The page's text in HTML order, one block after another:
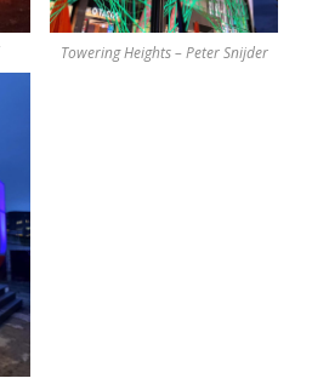
Towering Heights – Peter Snijder